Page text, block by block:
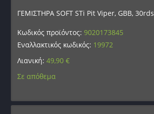
ΓΕΜΙΣΤΗΡΑ SOFT STi Pit Viper, GBB, 30rds
Κωδικός προϊόντος:9020173845
Εναλλακτικός κωδικός: 19972
Λιανική:49,90€
Σε απόθεμα